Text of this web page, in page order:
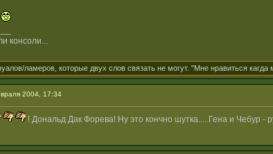
консоли...
ламеров, которые двух слов связать не могут. "Мне нравиться
2004, 17:34
! Дональд Дак Форева! Ну это кончно шутка.....Гена и Чебур -